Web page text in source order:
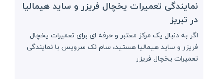
نمایندگی تعمیرات یخچال فریزر و ساید هیمالیا
در تبریز
اگر به دنبال یک مرکز معتبر و حرفه ای برای تعمیرات یخچال
فریزر و ساید هیمالیا هستید، سام نک سرویس با نمایندگی
تعمیرات یخچال فریزر